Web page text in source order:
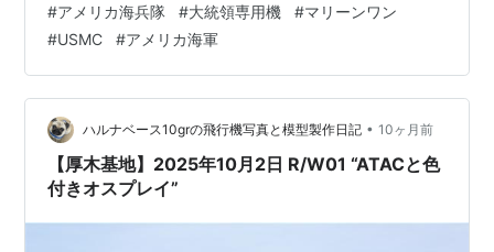
坂プレスセンター(ハーディバラックス)へ展開してみまし
た。さすがに警備が厳重…歩いて撮影スポットを探す
も、ここが良いかな？と思うと規制内だったりしてあち
こち歩き回ってました。 そんな中、昼過ぎくらいだった
だろうか？規制が若干緩和されたようで、ようやく良さ
げなポイントに到着…厚木…
#アメリカ海兵隊 #大統領専用機 #マリーンワン
#USMC #アメリカ海軍
ハルナベース10grの飛行機写真と模型製作日記 • 10ヶ月前
【厚木基地】2025年10月2日 R/W01 “ATACと色
付きオスプレイ”